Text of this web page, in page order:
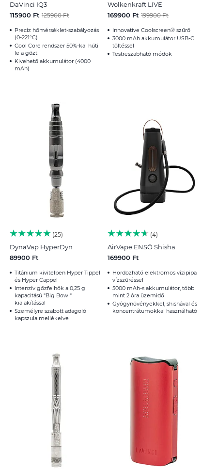
DaVinci IQ3
115900 Ft 125900 Ft
Precíz hőmérséklet-szabályozás
(0-221°C)
Cool Core rendszer 50%-kal hűti
le a gőzt
Kivehető akkumulátor (4000
mAh)
Wolkenkraft LIVE
169900 Ft 199900 Ft
Innovative Coolscreen® szűrő
3000 mAh akkumulátor USB-C
töltéssel
Testreszabható módok
25
DynaVap HyperDyn
89900 Ft
Titánium kivitelben Hyper Tippel
és Hyper Cappel
Intenzív gőzfelhők a 0,25 g
kapacitású "Big Bowl"
kialakítással
Személyre szabott adagoló
kapszula mellékelve
4
AirVape ENSŌ Shisha
169900 Ft
Hordozható elektromos vízipipa
vízszűréssel
5000 mAh-s akkumulátor, több
mint 2 óra üzemidő
Gyógynövényekkel, shishával és
koncentrátumokkal használható